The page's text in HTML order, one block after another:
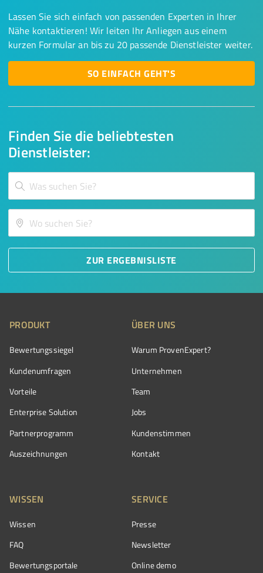
Finden Sie die beliebtesten
Dienstleister:
ZUR ERGEBNISLISTE
Lassen Sie sich einfach von passenden Experten in Ihrer
Nähe kontaktieren! Wir leiten Ihr Anliegen aus einem
kurzen Formular an bis zu 20 passende Dienstleister weiter.
SO EINFACH GEHT'S
PRODUKT
Bewertungssiegel
Kundenumfragen
Vorteile
Enterprise Solution
Partnerprogramm
Auszeichnungen
ÜBER UNS
Warum ProvenExpert?
Unternehmen
Team
Jobs
Kundenstimmen
Kontakt
WISSEN
Wissen
FAQ
Bewertungsportale
SERVICE
Presse
Newsletter
Online demo